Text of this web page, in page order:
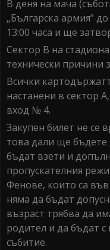
В деня на мача
„Българска армия”
13:00 часа и ще
Сектор В на
технически причини
Всички
настанени в сектор
вход № 4.
Закупен билет не се
това дали ще
бъдат взети и
пропускателния
Фенове, които са
няма да бъдат
възраст трябва да
родител и да бъдат
събитие.